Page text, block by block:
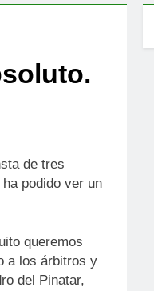
de tres
podido ver un
queremos
a los árbitros y
del Pinatar,